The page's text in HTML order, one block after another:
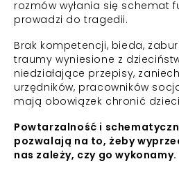
rozmów wyłania się schemat
prowadzi do tragedii.
Brak kompetencji, bieda,
traumy wyniesione z
niedziałające przepisy,
urzędników, pracowników
mają obowiązek chronić
Powtarzalność i
pozwalają na to, żeby
nas zależy, czy go wykonamy.